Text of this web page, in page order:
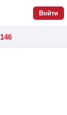
Войти
146